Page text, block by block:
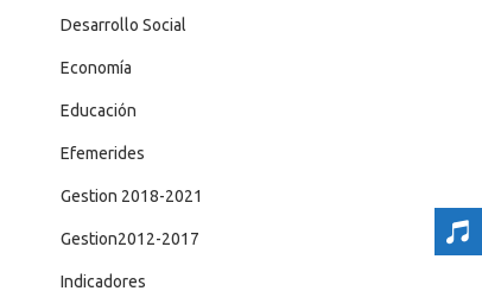
Desarrollo Social
Economía
Educación
Efemerides
Gestion 2018-2021
Gestion2012-2017
Indicadores